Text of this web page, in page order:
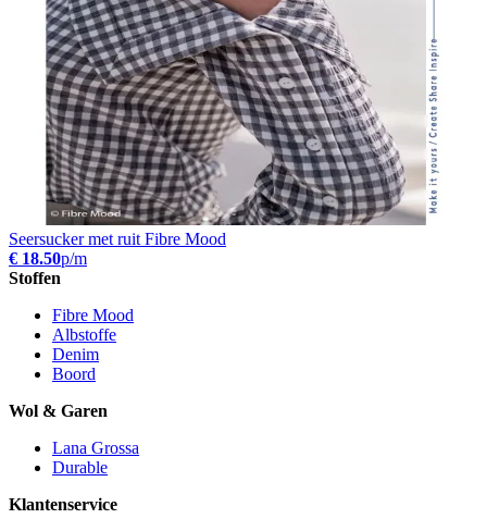
Seersucker met ruit Fibre Mood
€ 18.50p/m
Stoffen
Fibre Mood
Albstoffe
Denim
Boord
Wol & Garen
Lana Grossa
Durable
Klantenservice